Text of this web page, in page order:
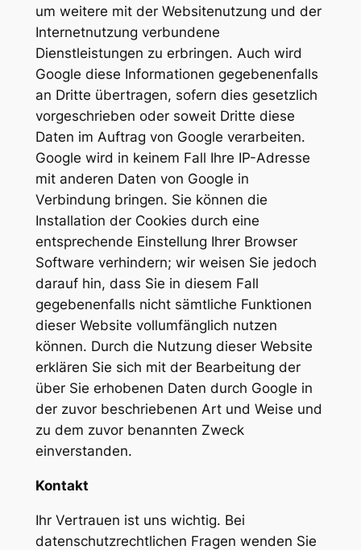
um weitere mit der Websitenutzung und der
Internetnutzung verbundene
Dienstleistungen zu erbringen. Auch wird
Google diese Informationen gegebenenfalls
an Dritte übertragen, sofern dies gesetzlich
vorgeschrieben oder soweit Dritte diese
Daten im Auftrag von Google verarbeiten.
Google wird in keinem Fall Ihre IP-Adresse
mit anderen Daten von Google in
Verbindung bringen. Sie können die
Installation der Cookies durch eine
entsprechende Einstellung Ihrer Browser
Software verhindern; wir weisen Sie jedoch
darauf hin, dass Sie in diesem Fall
gegebenenfalls nicht sämtliche Funktionen
dieser Website vollumfänglich nutzen
können. Durch die Nutzung dieser Website
erklären Sie sich mit der Bearbeitung der
über Sie erhobenen Daten durch Google in
der zuvor beschriebenen Art und Weise und
zu dem zuvor benannten Zweck
einverstanden.
Kontakt
Ihr Vertrauen ist uns wichtig. Bei
datenschutzrechtlichen Fragen wenden Sie